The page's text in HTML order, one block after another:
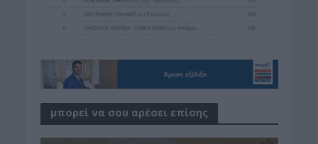
μπορεί να σου αρέσει επίσης